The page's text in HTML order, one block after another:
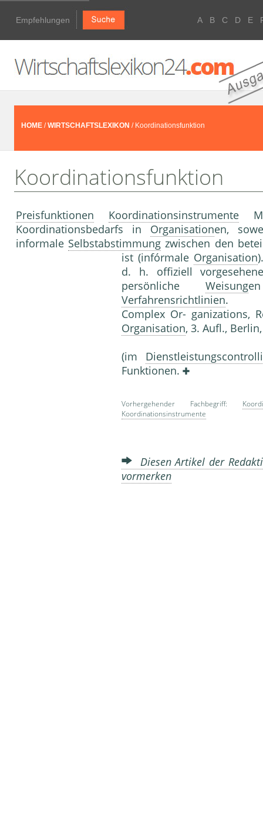
Empfehlungen A B C D E
HOME /WIRTSCHAFTSLEXIKON / Koordinationsfunktion
Koordinationsfunktion
Preisfunktionen Koordinationsinstrumente
Koordinationsbedarfs in Organisationen,
informale Selbstabstimmung zwischen den
ist (infórmale Organisation
d. h. offiziell
persönliche Weisung
Verfahrensrichtlinien.
Complex Or- ganizations,
Organisation, 3. Aufl.,
(im
Funktionen.
Vorhergehender Fachbegriff:
Koordinationsinstrumente
Diesen Artikel der
vormerken